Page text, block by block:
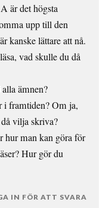
är det högsta
upp till den
kanske lättare att nå.
vad skulle du då
ämnen?
i framtiden? Om ja,
vilja skriva?
hur man kan göra för
Hur gör du
IN FÖR ATT SVARA